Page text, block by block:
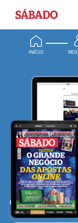
Sábado
INÍCIO